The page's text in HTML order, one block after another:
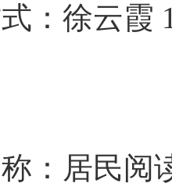
：徐云霞
：居民阅